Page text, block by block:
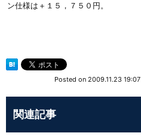
ン仕様は＋１５，７５０円。
Posted on 2009.11.23 19:07
関連記事